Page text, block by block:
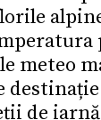
meteo
de